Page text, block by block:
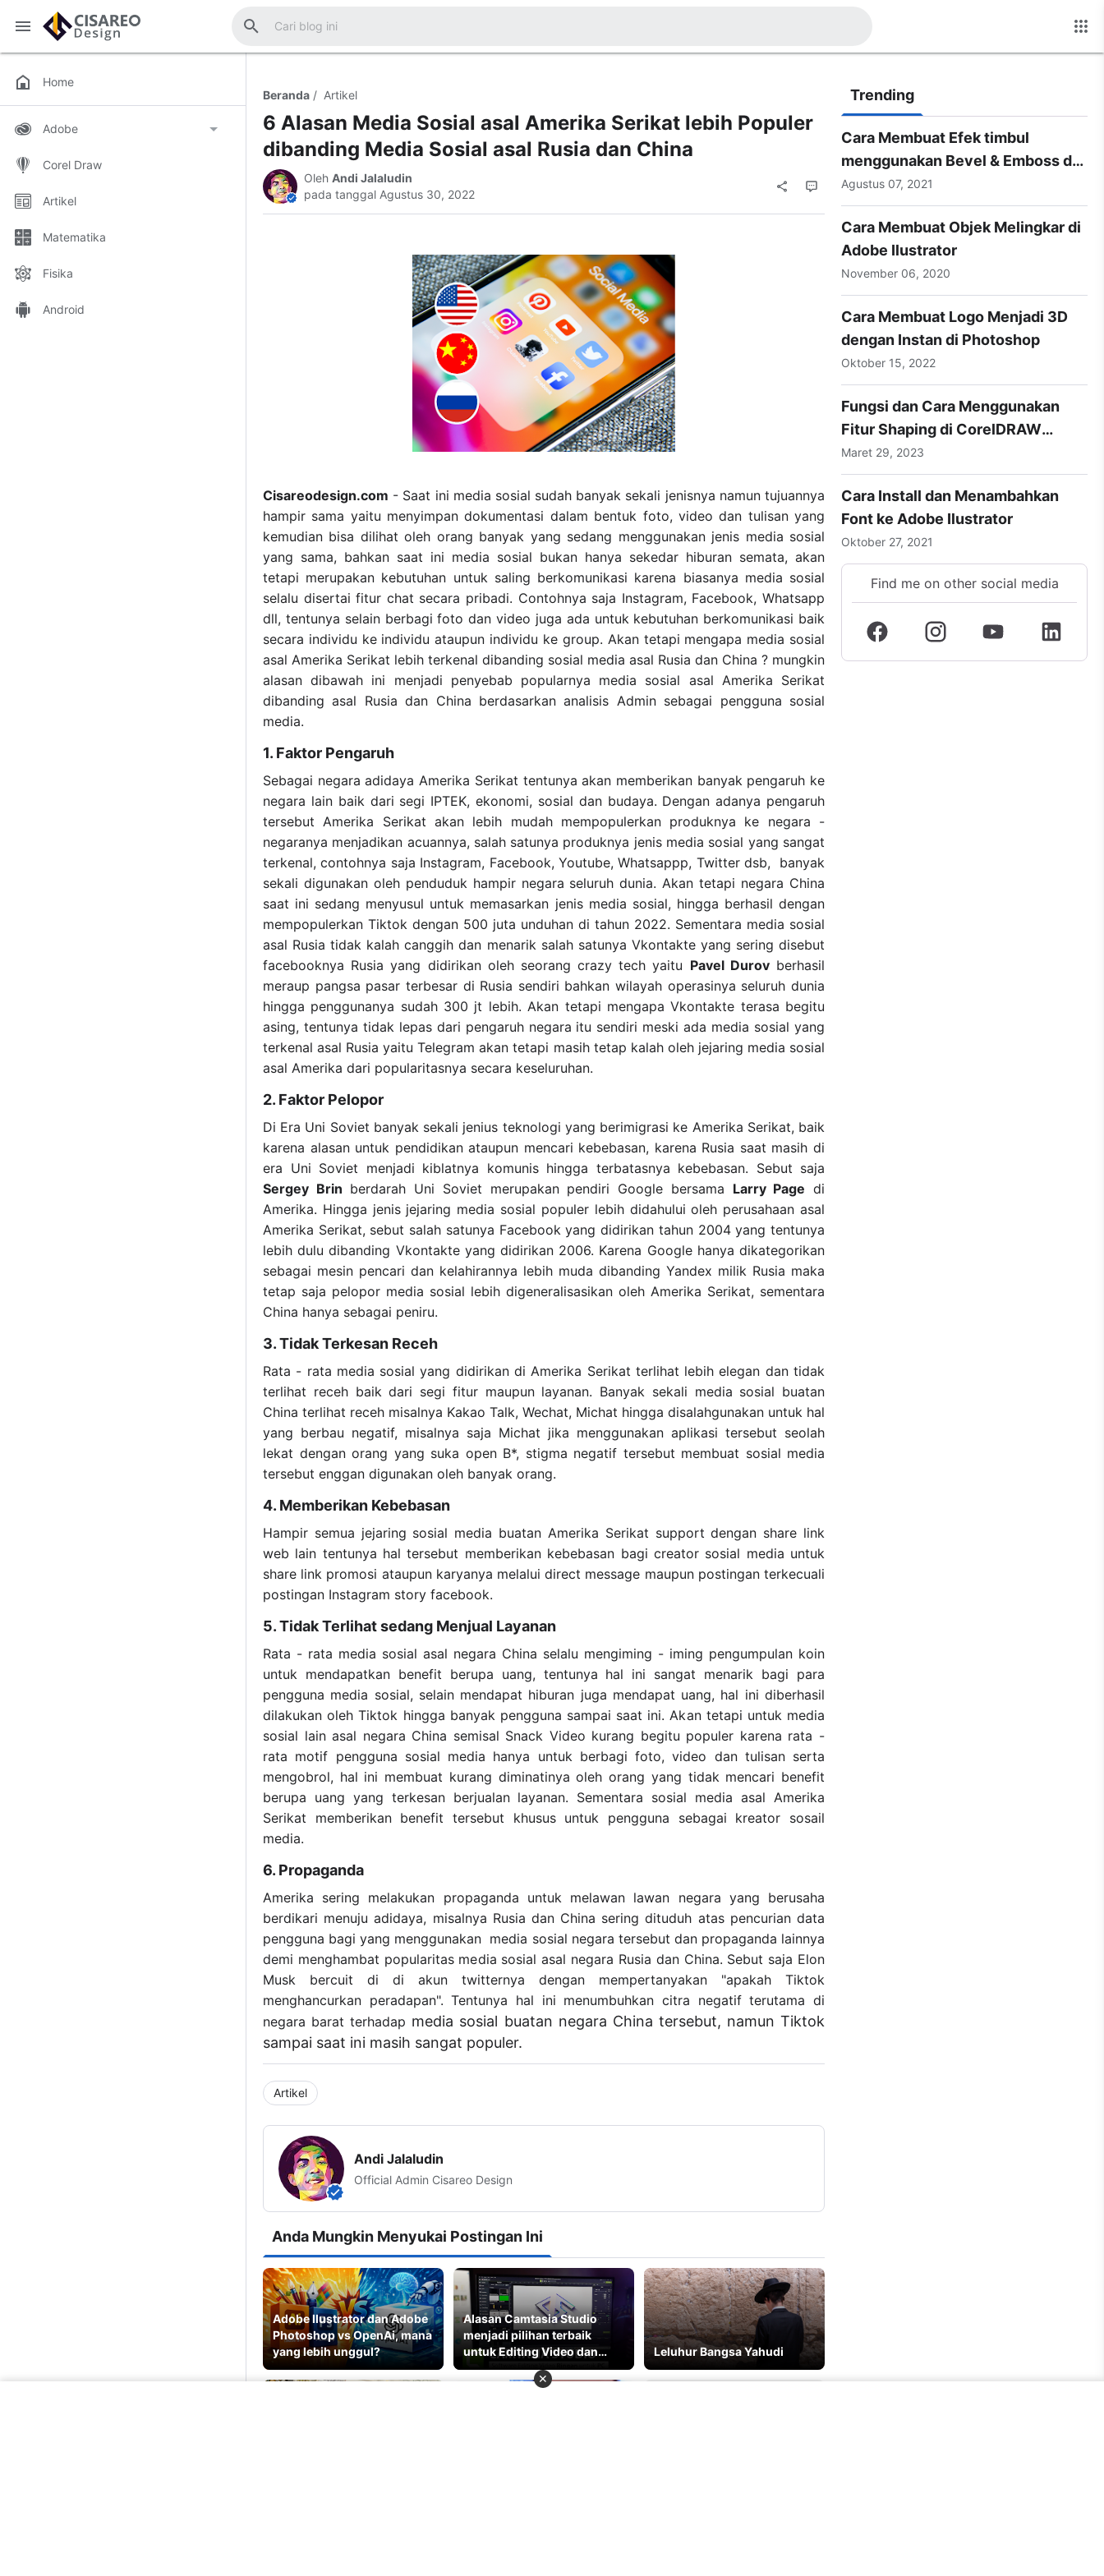
Cisareo Design - Tutorial Edukasi
Home
Adobe
Adobe Ilustrator
Photoshop
Corel Draw
Artikel
Matematika
Fisika
Android
Beranda Artikel
6 Alasan Media Sosial asal Amerika Serikat lebih Populer
dibanding Media Sosial asal Rusia dan China
Oleh Andi Jalaludin
pada tanggal Agustus 30, 2022
Cisareodesign.com - Saat ini media sosial sudah banyak sekali jenisnya namun tujuannya
hampir sama yaitu menyimpan dokumentasi dalam bentuk foto, video dan tulisan yang
kemudian bisa dilihat oleh orang banyak yang sedang menggunakan jenis media sosial
yang sama, bahkan saat ini media sosial bukan hanya sekedar hiburan semata, akan
tetapi merupakan kebutuhan untuk saling berkomunikasi karena biasanya media sosial
selalu disertai fitur chat secara pribadi. Contohnya saja Instagram, Facebook, Whatsapp
dll, tentunya selain berbagi foto dan video juga ada untuk kebutuhan berkomunikasi baik
secara individu ke individu ataupun individu ke group. Akan tetapi mengapa media sosial
asal Amerika Serikat lebih terkenal dibanding sosial media asal Rusia dan China ? mungkin
alasan dibawah ini menjadi penyebab popularnya media sosial asal Amerika Serikat
dibanding asal Rusia dan China berdasarkan analisis Admin sebagai pengguna sosial
media.
1. Faktor Pengaruh
Sebagai negara adidaya Amerika Serikat tentunya akan memberikan banyak pengaruh ke
negara lain baik dari segi IPTEK, ekonomi, sosial dan budaya. Dengan adanya pengaruh
tersebut Amerika Serikat akan lebih mudah mempopulerkan produknya ke negara -
negaranya menjadikan acuannya, salah satunya produknya jenis media sosial yang sangat
terkenal, contohnya saja Instagram, Facebook, Youtube, Whatsappp, Twitter dsb, banyak
sekali digunakan oleh penduduk hampir negara seluruh dunia. Akan tetapi negara China
saat ini sedang menyusul untuk memasarkan jenis media sosial, hingga berhasil dengan
mempopulerkan Tiktok dengan 500 juta unduhan di tahun 2022. Sementara media sosial
asal Rusia tidak kalah canggih dan menarik salah satunya Vkontakte yang sering disebut
facebooknya Rusia yang didirikan oleh seorang crazy tech yaitu Pavel Durovberhasil
meraup pangsa pasar terbesar di Rusia sendiri bahkan wilayah operasinya seluruh dunia
hingga penggunanya sudah 300 jt lebih. Akan tetapi mengapa Vkontakte terasa begitu
asing, tentunya tidak lepas dari pengaruh negara itu sendiri meski ada media sosial yang
terkenal asal Rusia yaitu Telegram akan tetapi masih tetap kalah oleh jejaring media sosial
asal Amerika dari popularitasnya secara keseluruhan.
2. Faktor Pelopor
Di Era Uni Soviet banyak sekali jenius teknologi yang berimigrasi ke Amerika Serikat, baik
karena alasan untuk pendidikan ataupun mencari kebebasan, karena Rusia saat masih di
era Uni Soviet menjadi kiblatnya komunis hingga terbatasnya kebebasan. Sebut saja
Sergey Brin berdarah Uni Soviet merupakan pendiri Google bersama Larry Page di
Amerika. Hingga jenis jejaring media sosial populer lebih didahului oleh perusahaan asal
Amerika Serikat, sebut salah satunya Facebook yang didirikan tahun 2004 yang tentunya
lebih dulu dibanding Vkontakte yang didirikan 2006. Karena Google hanya dikategorikan
sebagai mesin pencari dan kelahirannya lebih muda dibanding Yandex milik Rusia maka
tetap saja pelopor media sosial lebih digeneralisasikan oleh Amerika Serikat, sementara
China hanya sebagai peniru.
3. Tidak Terkesan Receh
Rata - rata media sosial yang didirikan di Amerika Serikat terlihat lebih elegan dan tidak
terlihat receh baik dari segi fitur maupun layanan. Banyak sekali media sosial buatan
China terlihat receh misalnya Kakao Talk, Wechat, Michat hingga disalahgunakan untuk hal
yang berbau negatif, misalnya saja Michat jika menggunakan aplikasi tersebut seolah
lekat dengan orang yang suka open B*, stigma negatif tersebut membuat sosial media
tersebut enggan digunakan oleh banyak orang.
4. Memberikan Kebebasan
Hampir semua jejaring sosial media buatan Amerika Serikat support dengan share link
web lain tentunya hal tersebut memberikan kebebasan bagi creator sosial media untuk
share link promosi ataupun karyanya melalui direct message maupun postingan terkecuali
postingan Instagram story facebook.
5. Tidak Terlihat sedang Menjual Layanan
Rata - rata media sosial asal negara China selalu mengiming - iming pengumpulan koin
untuk mendapatkan benefit berupa uang, tentunya hal ini sangat menarik bagi para
pengguna media sosial, selain mendapat hiburan juga mendapat uang, hal ini diberhasil
dilakukan oleh Tiktok hingga banyak pengguna sampai saat ini. Akan tetapi untuk media
sosial lain asal negara China semisal Snack Video kurang begitu populer karena rata -
rata motif pengguna sosial media hanya untuk berbagi foto, video dan tulisan serta
mengobrol, hal ini membuat kurang diminatinya oleh orang yang tidak mencari benefit
berupa uang yang terkesan berjualan layanan. Sementara sosial media asal Amerika
Serikat memberikan benefit tersebut khusus untuk pengguna sebagai kreator sosail
media.
6. Propaganda
Amerika sering melakukan propaganda untuk melawan lawan negara yang berusaha
berdikari menuju adidaya, misalnya Rusia dan China sering dituduh atas pencurian data
pengguna bagi yang menggunakan media sosial negara tersebut dan propaganda lainnya
demi menghambat popularitas media sosial asal negara Rusia dan China. Sebut saja Elon
Musk bercuit di di akun twitternya dengan mempertanyakan "apakah Tiktok
menghancurkan peradapan". Tentunya hal ini menumbuhkan citra negatif terutama di
negara barat terhadap media sosial buatan negara China tersebut, namun Tiktok
sampai saat ini masih sangat populer.
Artikel
Andi Jalaludin
Official Admin Cisareo Design
Anda Mungkin Menyukai Postingan Ini
Adobe Ilustrator dan Adobe
Photoshop vs OpenAi, mana
yang lebih unggul?
Alasan Camtasia Studio
menjadi pilihan terbaik
untuk Editing Video dan
Motion Graphic
Leluhur Bangsa Yahudi
✕
Trending
Cara Membuat Efek timbul
menggunakan Bevel & Emboss di
Photoshop
Agustus 07, 2021
Cara Membuat Objek Melingkar di
Adobe Ilustrator
November 06, 2020
Cara Membuat Logo Menjadi 3D
dengan Instan di Photoshop
Oktober 15, 2022
Fungsi dan Cara Menggunakan
Fitur Shaping di CorelDRAW
dengan Mudah
Maret 29, 2023
Cara Install dan Menambahkan
Font ke Adobe Ilustrator
Oktober 27, 2021
Find me on other social media